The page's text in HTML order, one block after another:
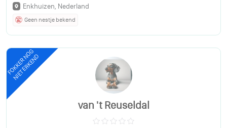
Enkhuizen, Nederland
Geen nestje bekend
FOKKER NOG
NIET ERKEND
van 't Reuseldal